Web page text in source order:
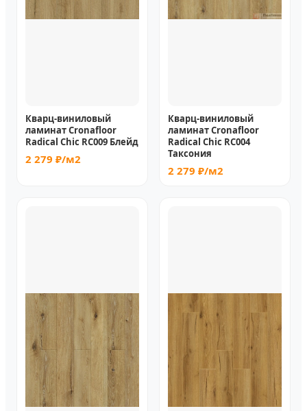
Кварц-виниловый
ламинат Cronafloor
Radical Chic RC009 Блейд
2 279 ₽/м2
Кварц-виниловый
ламинат Cronafloor
Radical Chic RC004
Таксония
2 279 ₽/м2